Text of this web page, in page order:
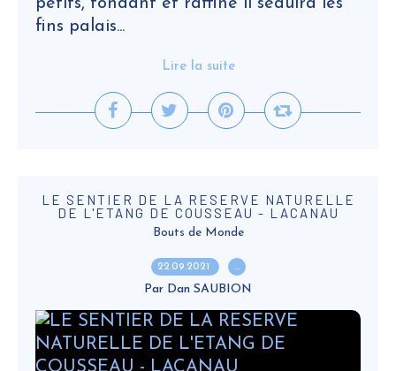
petits, fondant et raffiné il séduira les
fins palais...
Lire la suite
LE SENTIER DE LA RESERVE NATURELLE
DE L'ETANG DE COUSSEAU - LACANAU
Bouts de Monde
22.09.2021 …
Par Dan SAUBION